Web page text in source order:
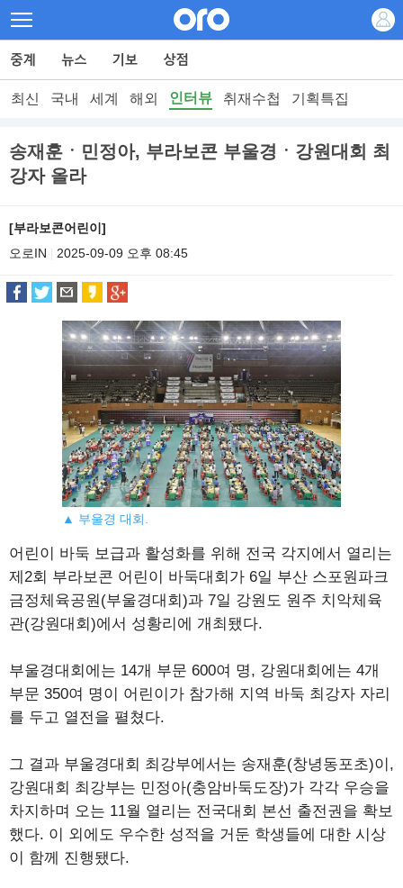
최신 국내 세계 해외 인터뷰 취재수첩 기획특집
송재훈ㆍ민정아, 부라보콘 부울경ㆍ강원대회 최
강자 올라
[부라보콘어린이]
오로IN
2025-09-09 오후 08:45
▲ 부울경 대회.
어린이 바둑 보급과 활성화를 위해 전국 각지에서 열리는
제2회 부라보콘 어린이 바둑대회가 6일 부산 스포원파크
금정체육공원(부울경대회)과 7일 강원도 원주 치악체육
관(강원대회)에서 성황리에 개최됐다.
부울경대회에는 14개 부문 600여 명, 강원대회에는 4개
부문 350여 명이 어린이가 참가해 지역 바둑 최강자 자리
를 두고 열전을 펼쳤다.
그 결과 부울경대회 최강부에서는 송재훈(창녕동포초)이,
강원대회 최강부는 민정아(충암바둑도장)가 각각 우승을
차지하며 오는 11월 열리는 전국대회 본선 출전권을 확보
했다. 이 외에도 우수한 성적을 거둔 학생들에 대한 시상
이 함께 진행됐다.